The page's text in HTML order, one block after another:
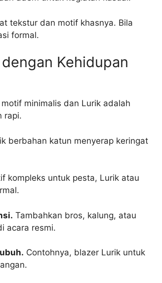
tekstur dan motif khasnya. Bila
formal.
Kehidupan
motif minimalis dan Lurik adalah
rapi.
berbahan katun menyerap keringat
kompleks untuk pesta, Lurik atau
Tambahkan bros, kalung, atau
acara resmi.
Contohnya, blazer Lurik untuk